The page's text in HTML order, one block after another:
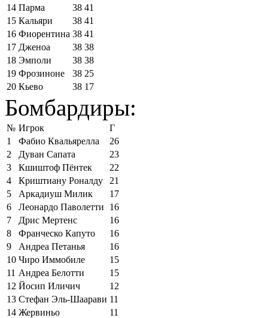
14 Парма 38 41
15 Кальяри 38 41
16 Фиорентина 38 41
17 Дженоа 38 38
18 Эмполи 38 38
19 Фрозиноне 38 25
20 Кьево 38 17
Бомбардиры:
№ Игрок
Г
1
Фабио Квальярелла
26
2
Дуван Сапата
23
3
Кшиштоф Пёнтек
22
4
Криштиану Роналду
21
5
Аркадиуш Милик
17
6
Леонардо Паволетти
16
7
Дрис Мертенс
16
8
Франческо Капуто
16
9
Андреа Петанья
16
10 Чиро Иммобиле
15
11 Андреа Белотти
15
12 Йосип Иличич
12
13 Стефан Эль-Шаарави 11
14 Жервиньо
11